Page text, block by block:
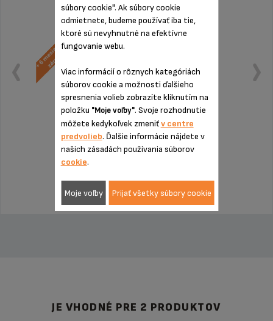
Produkt uz viac nieje k dispozícií
JE VHODNÉ PRE 2 PRODUKTOV
súbory cookie". Ak súbory cookie
odmietnete, budeme používať iba tie,
ktoré sú nevyhnutné na efektívne
fungovanie webu.
Viac informácií o rôznych kategóriách
súborov cookie a možnosti ďalšieho
spresnenia volieb zobrazíte kliknutím na
položku "Moje voľby". Svoje rozhodnutie
môžete kedykoľvek zmeniťv centre
predvolieb. Ďalšie informácie nájdete v
našich zásadách používania súborov
cookie.
Moje voľby Prijať všetky súbory cookie